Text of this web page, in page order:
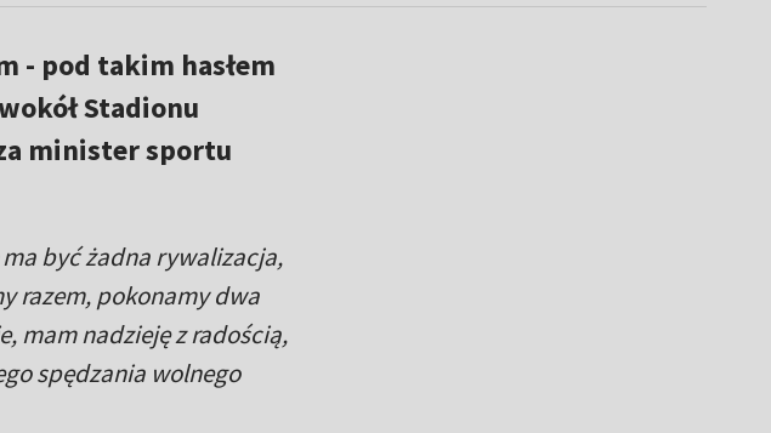
- pod takim hasłem
Stadionu
minister sportu
ma być żadna rywalizacja,
razem, pokonamy dwa
mam nadzieję z radością,
spędzania wolnego